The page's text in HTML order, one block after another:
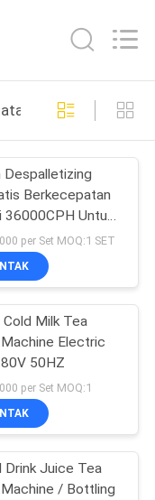
online
Despalletizing
Berkecepatan
36000CPH Untuk
Aluminium
per Set MOQ:1 SET
Cold Milk Tea
Machine Electric
50HZ
per Set MOQ:1
Drink Juice Tea
Machine / Bottling